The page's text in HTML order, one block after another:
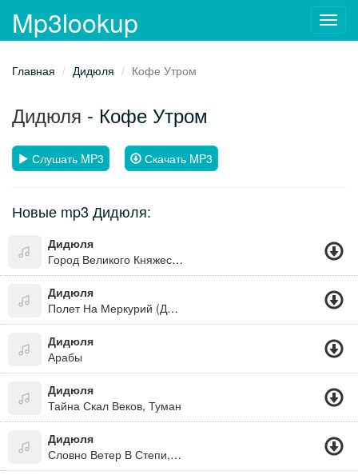
Mp3lookup
Главная Дидюля Кофе Утром
Дидюля - Кофе Утром
Слушать MP3 Скачать MP3
Новые mp3 Дидюля:
Дидюля
Город Великого Княжества
Дидюля
Полет На Меркурий (Дорога В Багдад)
Дидюля
Арабы
Дидюля
Тайна Скал Веков, Туман
Дидюля
Словно Ветер В Степи, Словно В Речке Вода